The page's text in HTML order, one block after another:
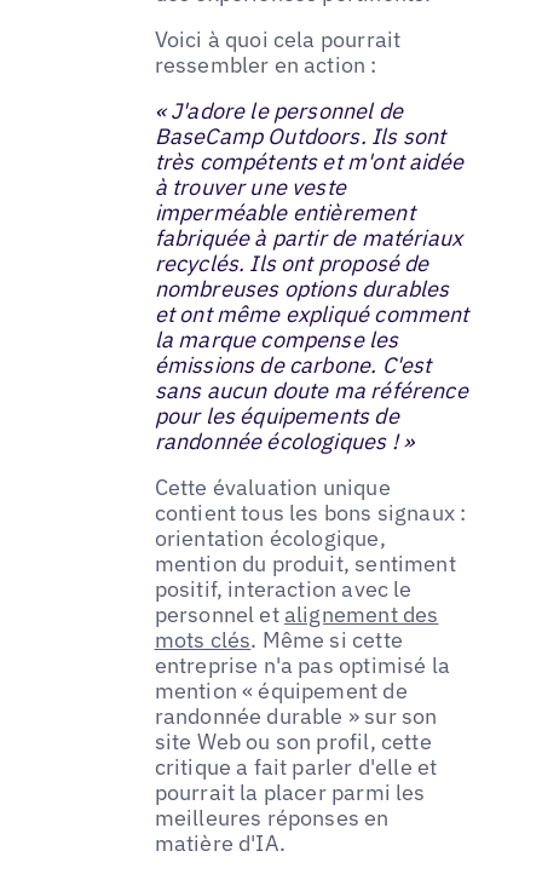
Voici à quoi cela pourrait
ressembler en action :
« J'adore le personnel de
BaseCamp Outdoors. Ils sont
très compétents et m'ont aidée
à trouver une veste
imperméable entièrement
fabriquée à partir de matériaux
recyclés. Ils ont proposé de
nombreuses options durables
et ont même expliqué comment
la marque compense les
émissions de carbone. C'est
sans aucun doute ma référence
pour les équipements de
randonnée écologiques ! »
Cette évaluation unique
contient tous les bons signaux :
orientation écologique,
mention du produit, sentiment
positif, interaction avec le
personnel etalignement des
mots clés. Même si cette
entreprise n'a pas optimisé la
mention « équipement de
randonnée durable » sur son
site Web ou son profil, cette
critique a fait parler d'elle et
pourrait la placer parmi les
meilleures réponses en
matière d'IA.